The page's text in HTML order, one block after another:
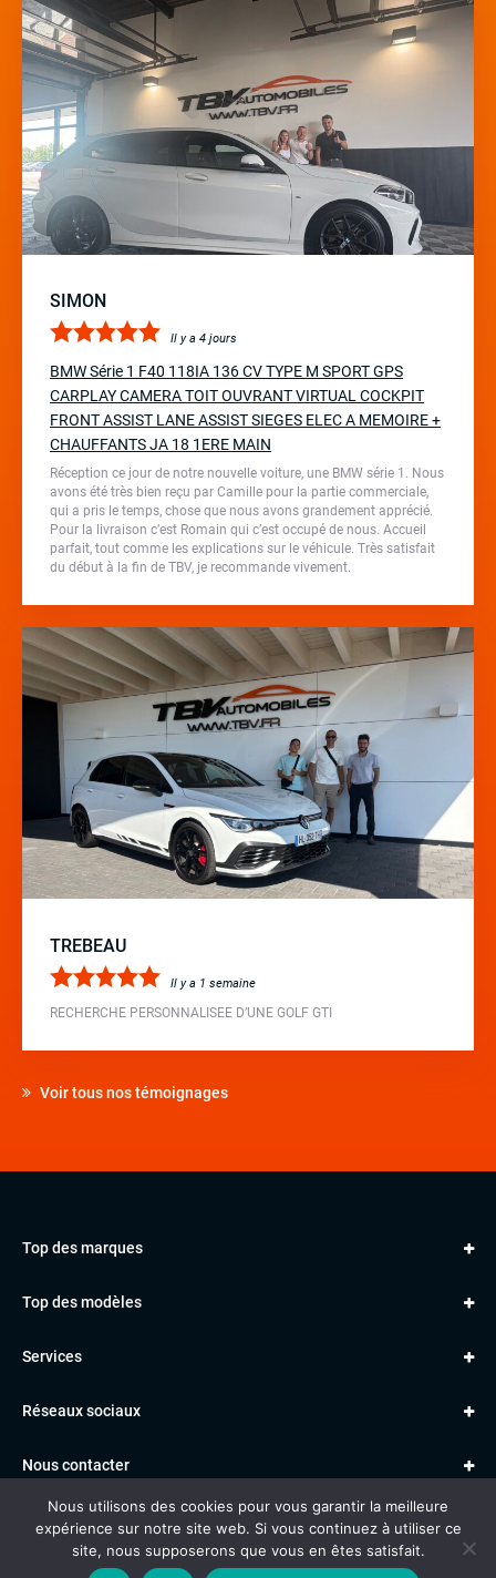
SIMON
Il y a 4 jours
BMW Série 1 F40 118IA 136 CV TYPE M SPORT GPS
CARPLAY CAMERA TOIT OUVRANT VIRTUAL COCKPIT
FRONT ASSIST LANE ASSIST SIEGES ELEC A MEMOIRE +
CHAUFFANTS JA 18 1ERE MAIN
Réception ce jour de notre nouvelle voiture, une BMW série 1. Nous
avons été très bien reçu par Camille pour la partie commerciale,
qui a pris le temps, chose que nous avons grandement apprécié.
Pour la livraison c’est Romain qui c’est occupé de nous. Accueil
parfait, tout comme les explications sur le véhicule. Très satisfait
du début à la fin de TBV, je recommande vivement.
TREBEAU
Il y a 1 semaine
RECHERCHE PERSONNALISEE D’UNE GOLF GTI
Voir tous nos témoignages
Top des marques
VOLKSWAGEN
BMW
Top des modèles
Classe A
A3
Services
Le garage TBV
Location TBV
Réseaux sociaux
Nous contacter
Données personnelles Mentions légales
Voitures vendues
Nous utilisons des cookies pour vous garantir la meilleure
expérience sur notre site web. Si vous continuez à utiliser ce
site, nous supposerons que vous en êtes satisfait.